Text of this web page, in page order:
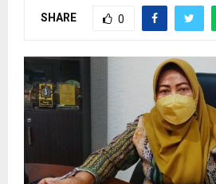
SHARE 0